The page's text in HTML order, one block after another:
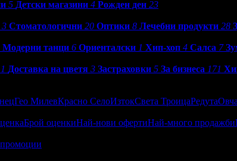
5 Детски магазини 4 Рожден ден 23
3 Стоматологични 20 Оптики 8 Лечебни продукти 28
Модерни танци 6 Ориенталски 1 Хип-хоп 4 Салса 7
1 Доставка на цветя 3 Застраховки 5 За бизнеса 171
Гео МилевКрасно СелоИзтокСвета ТроицаРедута
Брой оценкиНай-нови офертиНай-много продажби